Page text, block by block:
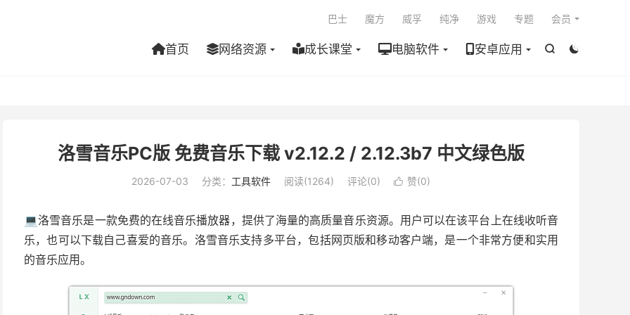


首页 网络资源 成长课堂 电脑软件 安卓应用
巴士 魔方 威孚 纯净 游戏 专题 会员
洛雪音乐PC版 免费音乐下载 v2.12.2 / 2.12.3b7 中文绿色版
2026-07-03 分类： 工具软件 阅读(1264) 评论(0)  赞(0)
💻洛雪音乐是一款免费的在线音乐播放器，提供了海量的高质量音乐资源。用户可以在该平台上在线收听音
乐，也可以下载自己喜爱的音乐。洛雪音乐支持多平台，包括网页版和移动客户端，是一个非常方便和实用
的音乐应用。